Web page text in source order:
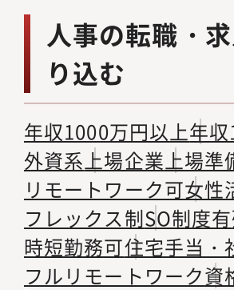
人事の転職・
り込む
年収1000万円以上年
外資系上場企業上場準
リモートワーク可女性
フレックス制SO制度有
時短勤務可住宅手当・
フルリモートワーク資